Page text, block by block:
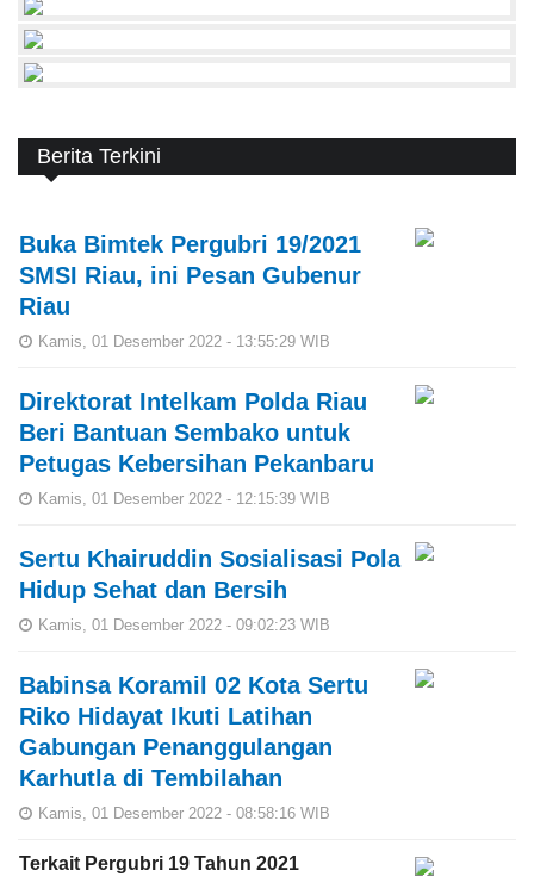
Berita Terkini
Buka Bimtek Pergubri 19/2021
SMSI Riau, ini Pesan Gubenur
Riau
Kamis, 01 Desember 2022 - 13:55:29 WIB
Direktorat Intelkam Polda Riau
Beri Bantuan Sembako untuk
Petugas Kebersihan Pekanbaru
Kamis, 01 Desember 2022 - 12:15:39 WIB
Sertu Khairuddin Sosialisasi Pola
Hidup Sehat dan Bersih
Kamis, 01 Desember 2022 - 09:02:23 WIB
Babinsa Koramil 02 Kota Sertu
Riko Hidayat Ikuti Latihan
Gabungan Penanggulangan
Karhutla di Tembilahan
Kamis, 01 Desember 2022 - 08:58:16 WIB
Terkait Pergubri 19 Tahun 2021